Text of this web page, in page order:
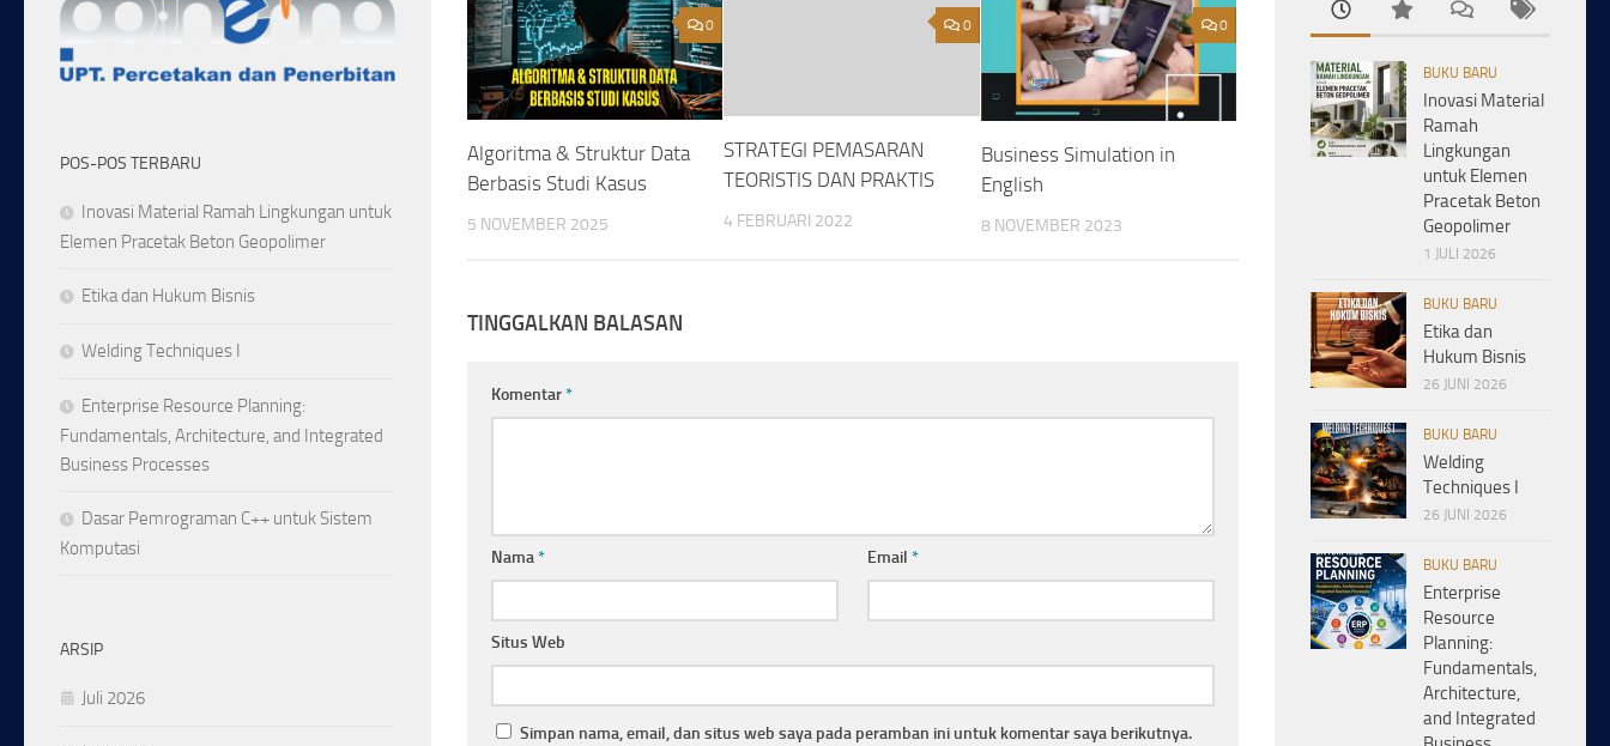
0
Algoritma & Struktur Data
Berbasis Studi Kasus
5 NOVEMBER 2025
0
STRATEGI PEMASARAN
TEORISTIS DAN PRAKTIS
4 FEBRUARI 2022
0
Business Simulation in
English
8 NOVEMBER 2023
TINGGALKAN BALASAN
Komentar*
Nama* Email*
Situs Web
Simpan nama, email, dan situs web saya pada peramban ini untuk komentar saya berikutnya.
POS-POS TERBARU
Inovasi Material Ramah Lingkungan untuk
Elemen Pracetak Beton Geopolimer
Etika dan Hukum Bisnis
Welding Techniques I
Enterprise Resource Planning:
Fundamentals, Architecture, and Integrated
Business Processes
Dasar Pemrograman C++ untuk Sistem
Komputasi
ARSIP
Juli 2026
BUKU BARU
Inovasi Material
Ramah
Lingkungan
untuk Elemen
Pracetak Beton
Geopolimer
1 JULI 2026
BUKU BARU
Etika dan
Hukum Bisnis
26 JUNI 2026
BUKU BARU
Welding
Techniques I
26 JUNI 2026
BUKU BARU
Enterprise
Resource
Planning:
Fundamentals,
Architecture,
and Integrated